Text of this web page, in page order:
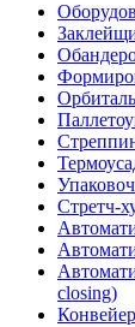
Стретч-
closing)